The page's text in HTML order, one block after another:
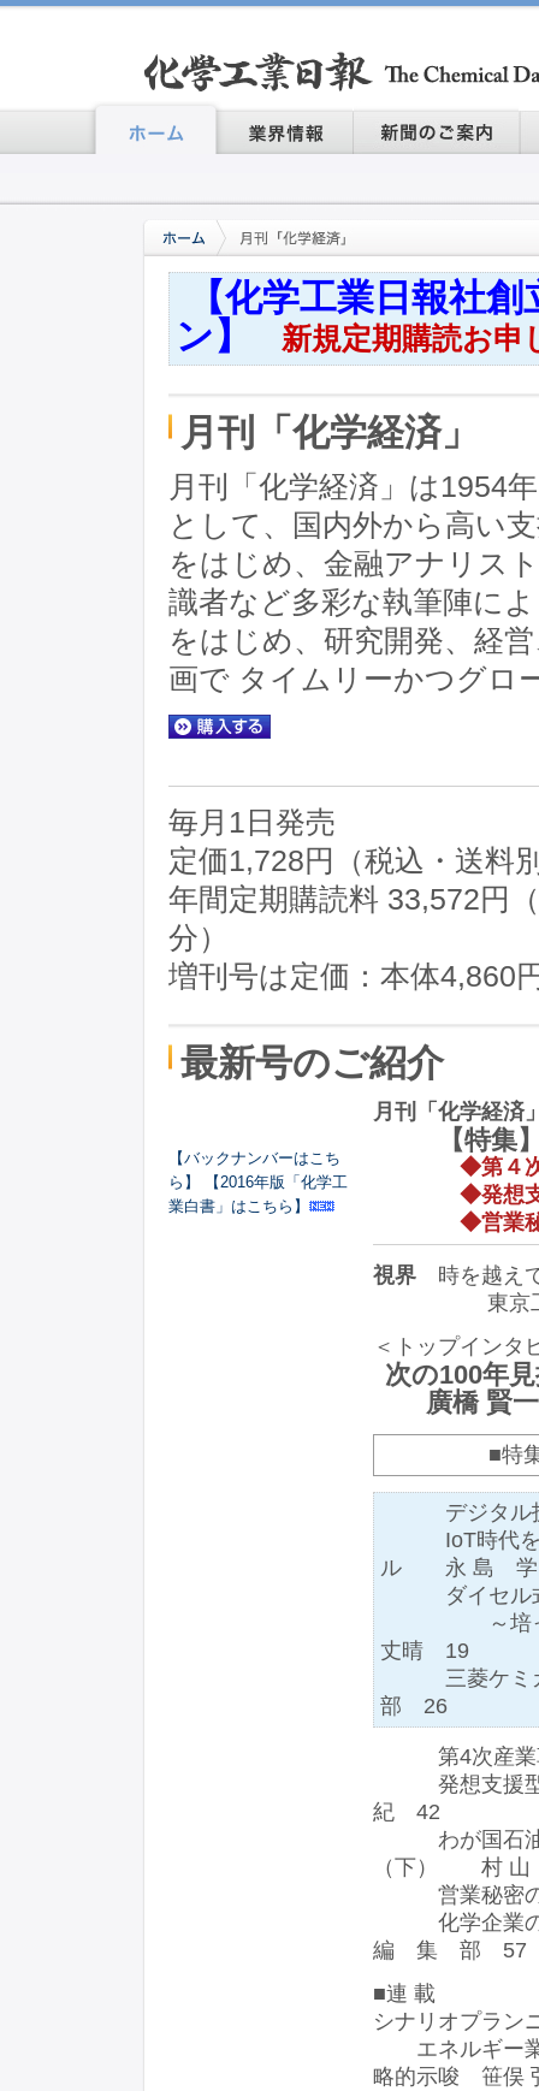
【化学工業日報社
ン】
新規定期購読お申
月刊「化学経済」
月刊「化学経済」は1954
として、国内外から高い
をはじめ、金融アナリス
識者など多彩な執筆陣に
をはじめ、研究開発、経
画で タイムリーかつグロ
毎月1日発売
定価1,728円（税込・送料
年間定期購読料 33,572円
分）
増刊号は定価：本体4,860
最新号のご紹介
【バックナンバーはこち
ら】
【2016年版「化学工
業白書」はこちら】
月刊「化学経済
【特集】
◆第４
◆発想
◆営業
視界 時を越え
東京工業
＜トップインタ
次の100年
廣橋 賢一
■特
デジタル技
IoT時代を支
ル 永 島
ダイセル式
～培ったノ
丈晴 19
三菱ケミカ
部 26
第4次産業
発想支援型
紀 42
わが国石油化
（下） 村
営業秘密の
化学企業の
編 集 部 57
■連 載
シナリオプラン
エネルギー業
略的示唆 笹俣